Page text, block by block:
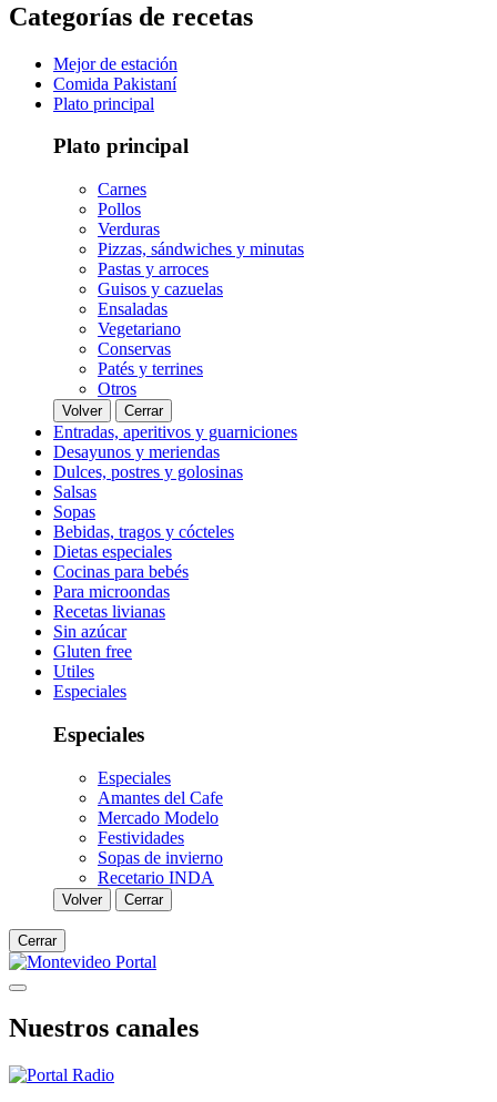
Categorías de recetas
Mejor de estación
Comida Pakistaní
Plato principal
Plato principal
Carnes
Pollos
Verduras
Pizzas, sándwiches y minutas
Pastas y arroces
Guisos y cazuelas
Ensaladas
Vegetariano
Conservas
Patés y terrines
Otros
Volver Cerrar
Entradas, aperitivos y guarniciones
Desayunos y meriendas
Dulces, postres y golosinas
Salsas
Sopas
Bebidas, tragos y cócteles
Dietas especiales
Cocinas para bebés
Para microondas
Recetas livianas
Sin azúcar
Gluten free
Utiles
Especiales
Especiales
Especiales
Amantes del Cafe
Mercado Modelo
Festividades
Sopas de invierno
Recetario INDA
Volver Cerrar
Cerrar
Nuestros canales